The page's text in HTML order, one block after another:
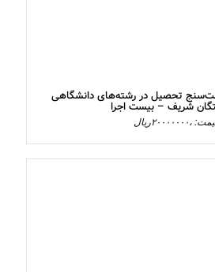
تحصیل در رشته‌های دانشگاهی
شریف – بیست اجرا
،۲۰۰۰۰۰۰۰ریال